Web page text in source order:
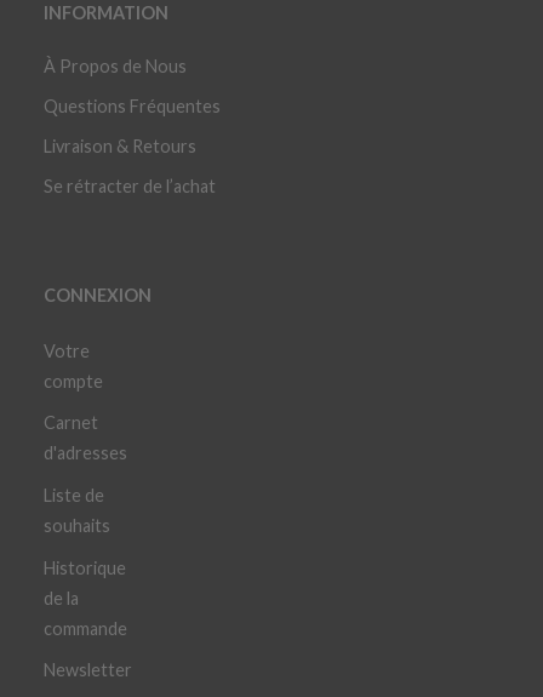
INFORMATION
À Propos de Nous
Questions Fréquentes
Livraison & Retours
Se rétracter de l’achat
CONNEXION
Votre
compte
Carnet
d'adresses
Liste de
souhaits
Historique
de la
commande
Newsletter